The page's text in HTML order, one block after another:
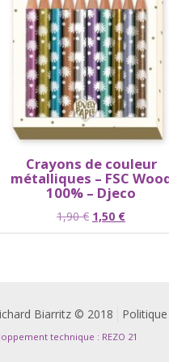
Crayons de couleur
métalliques – FSC
100% – Djeco
1,90€ Le
prix
1,50 €Le
prix
Biarritz © 2018
technique : REZO 21